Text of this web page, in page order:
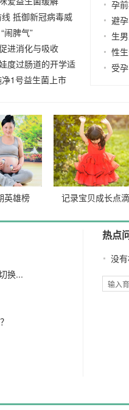
抵御新冠病毒威
闹脾气”
进消化与吸收
度过肠道的开学适
1号益生菌上市
孕
避孕
生
性
受孕
英雄榜 记录宝贝成长点滴
换...
热点
没